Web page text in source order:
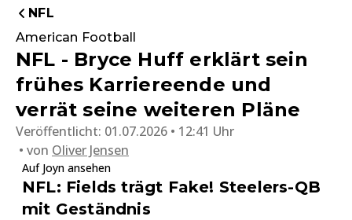
NFL
American Football
NFL - Bryce Huff erklärt sein
frühes Karriereende und
verrät seine weiteren Pläne
Veröffentlicht: 01.07.2026 • 12:41 Uhr
von Oliver Jensen
Auf Joyn ansehen
NFL: Fields trägt Fake! Steelers-QB
mit Geständnis